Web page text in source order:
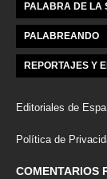
PALABRA DE LA
PALABREANDO
REPORTAJES Y
Editoriales de
Política de
COMENTARIOS